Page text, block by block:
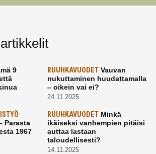
9
RUUHKAVUODETVauvan
nukuttaminen huudattamalla
– oikein vai ei?
24.11.2025
Parasta
1967
RUUHKAVUODETMinkä
ikäiseksi vanhempien pitäisi
auttaa lastaan
taloudellisesti?
14.11.2025